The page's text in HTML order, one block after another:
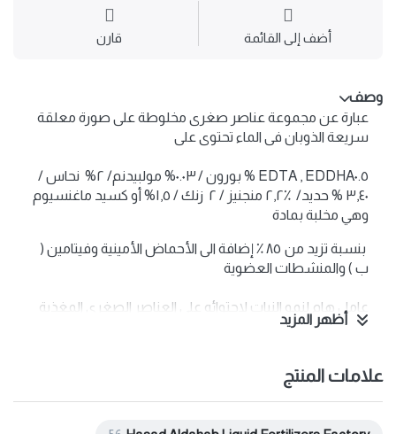
أضف إلى القائمة قارن
وصف
عبارة عن مجموعة عناصر صغرى مخلوطة على صورة معلقة
سريعة الذوبان فى الماء تحتوى على
EDTA , EDDHA٠.٥ % بورون / ۰.۰۳% مولبيدنم/ ۲% نحاس /
٣,٤٠ % حديد/ ٪۲,۲ منجنيز / ۲ زنك / ١,٥% أو كسيد ماغنسيوم
وهي مخلبة بمادة
بنسبة تزيد من ٨٥ ٪ إضافة الى الأحماض الأمينية وفيتامين (
ب ) والمنشطات العضوية
عامل هام لنمو النبات لاحتوائه على العناصر الصغرى المغذية
وهو سريع الامتصاص عن طريق المتحركة الأوراق والجذور
يستعمل لمعالجة نقص مجموعة العناصر الرى في المحاصيل
الحقلية والخضروات وأشجار الفاكهة
أظهر المزيد
علامات المنتج